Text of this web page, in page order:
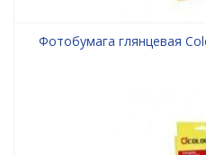
Фотобумага глянцевая